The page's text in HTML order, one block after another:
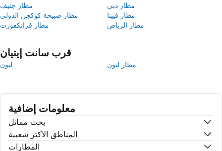
مطار جنيف
مطار دبي
مطار صبيحة كوكجن الدولي
مطار فيينا
مطار فرانكفورت
مطار الرياض
قرب سانت إيتيان
ليون مطار ليون
معلومات إضافية
بحث مماثل
المناطق الأكتر شعبية
المطارات